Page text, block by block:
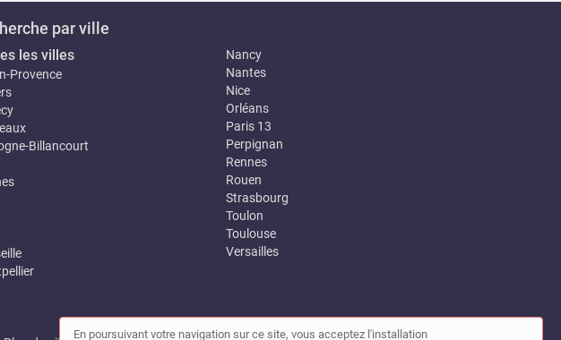
par ville
les villes
Provence
Billancourt
Nancy
Nantes
Nice
Orléans
Paris 13
Perpignan
Rennes
Rouen
Strasbourg
Toulon
Toulouse
Versailles
En poursuivant votre navigation sur ce site, vous acceptez l'installation